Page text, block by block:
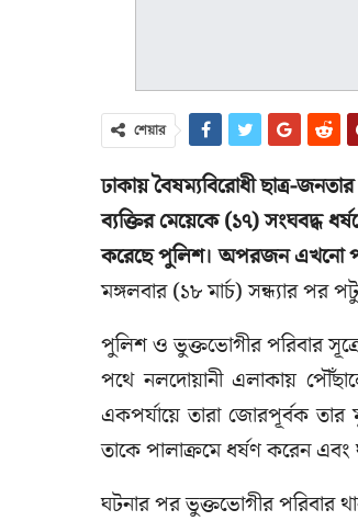
শেয়ার
ঢাকায় বৈষম্যবিরোধী ছাত্র-
ব্যক্তির মেয়েকে (১৭) সংঘবদ্ধ
করেছে পুলিশ। অপরজন এখনো
মঙ্গলবার (১৮ মার্চ) সন্ধ্যার পর
পুলিশ ও ভুক্তভোগীর পরিবার সূত্রে
পথে নলদোয়ানী এলাকায়
একপর্যায়ে তারা জোরপূর্বক তার
তাকে পালাক্রমে ধর্ষণ করেন
ঘটনার পর ভুক্তভোগীর পরিবার